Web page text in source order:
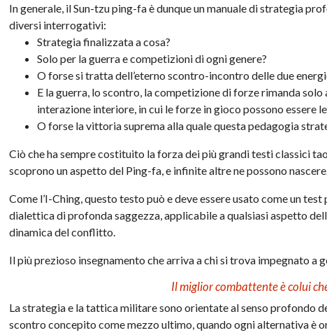
In generale, il Sun-tzu ping-fa è dunque un manuale di strategia
diversi interrogativi:
Strategia finalizzata a cosa?
Solo per la guerra e competizioni di ogni genere?
O forse si tratta dell’eterno scontro-incontro delle due
E la guerra, lo scontro, la competizione di forze rimanda
interazione interiore, in cui le forze in gioco possono essere
O forse la vittoria suprema alla quale questa pedagogia
Ciò che ha sempre costituito la forza dei più grandi testi classici
scoprono un aspetto del Ping-fa, e infinite altre ne possono
Come l’I-Ching, questo testo può e deve essere usato come un
dialettica di profonda saggezza, applicabile a qualsiasi aspetto
dinamica del conflitto.
Il più prezioso insegnamento che arriva a chi si trova impegnato a
Il miglior combattente è colui
La strategia e la tattica militare sono orientate al senso profondo
scontro concepito come mezzo ultimo, quando ogni alternativa è